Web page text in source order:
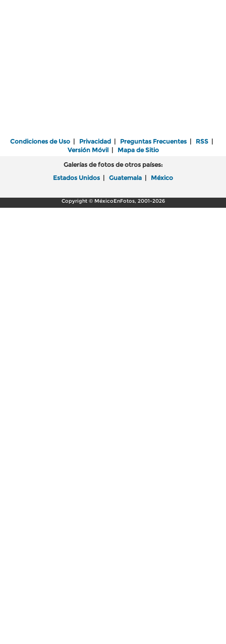
Condiciones de Uso | Privacidad | Preguntas Frecuentes | RSS |
Versión Móvil| Mapa de Sitio
Galerías de fotos de otros países:
Estados Unidos | Guatemala | México
Copyright © MéxicoEnFotos, 2001-2026